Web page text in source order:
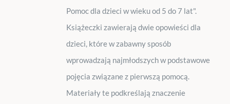
Pomoc dla dzieci w wieku od 5 do 7 lat".
Książeczki zawierają dwie opowieści dla
dzieci, które w zabawny sposób
wprowadzają najmłodszych w podstawowe
pojęcia związane z pierwszą pomocą.
Materiały te podkreślają znaczenie